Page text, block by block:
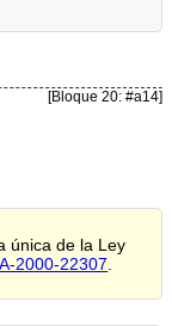
[Bloque 20: #a14]
única de la Ley
2000-22307